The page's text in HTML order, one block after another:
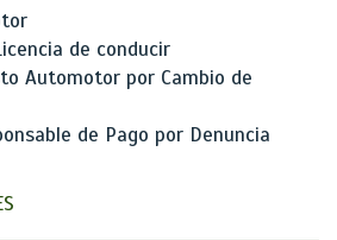
de conducir
Automotor por Cambio de
de Pago por Denuncia